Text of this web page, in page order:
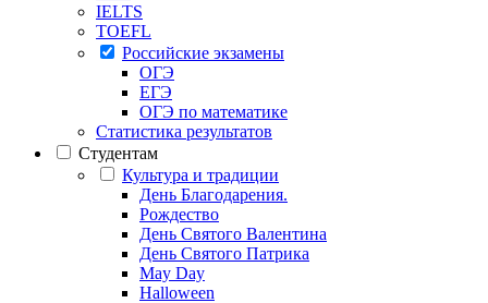
IELTS
TOEFL
Российские экзамены
ОГЭ
ЕГЭ
ОГЭ по математике
Статистика результатов
Студентам
Культура и традиции
День Благодарения.
Рождество
День Святого Валентина
День Святого Патрика
May Day
Halloween